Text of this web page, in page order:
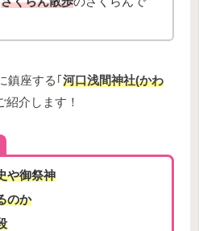
鎮座する｢河口浅間神社(かわ
紹介します！
や御祭神
のか